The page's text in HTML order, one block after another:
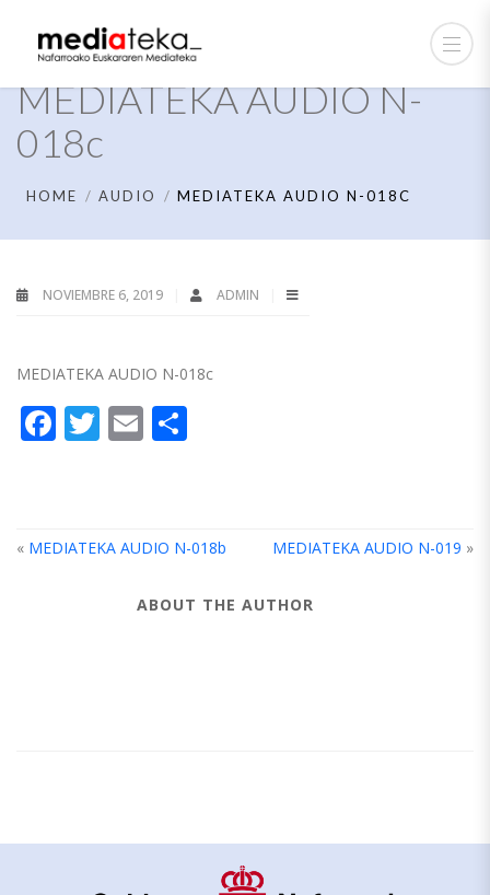
MEDIATEKA AUDIO N-
018c
HOME AUDIO MEDIATEKA AUDIO N-018C
NOVIEMBRE 6, 2019 ADMIN
MEDIATEKA AUDIO N-018c
Facebook
Twitter
Email
« MEDIATEKA AUDIO N-018b MEDIATEKA AUDIO N-019 »
ABOUT THE AUTHOR